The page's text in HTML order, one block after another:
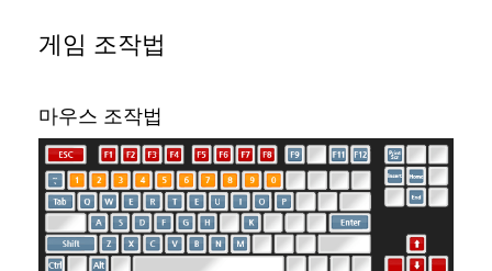
게임 조작법
마우스 조작법